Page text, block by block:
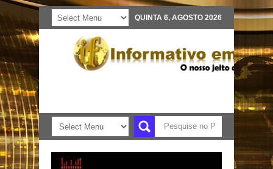
QUINTA 6, AGOSTO 2026